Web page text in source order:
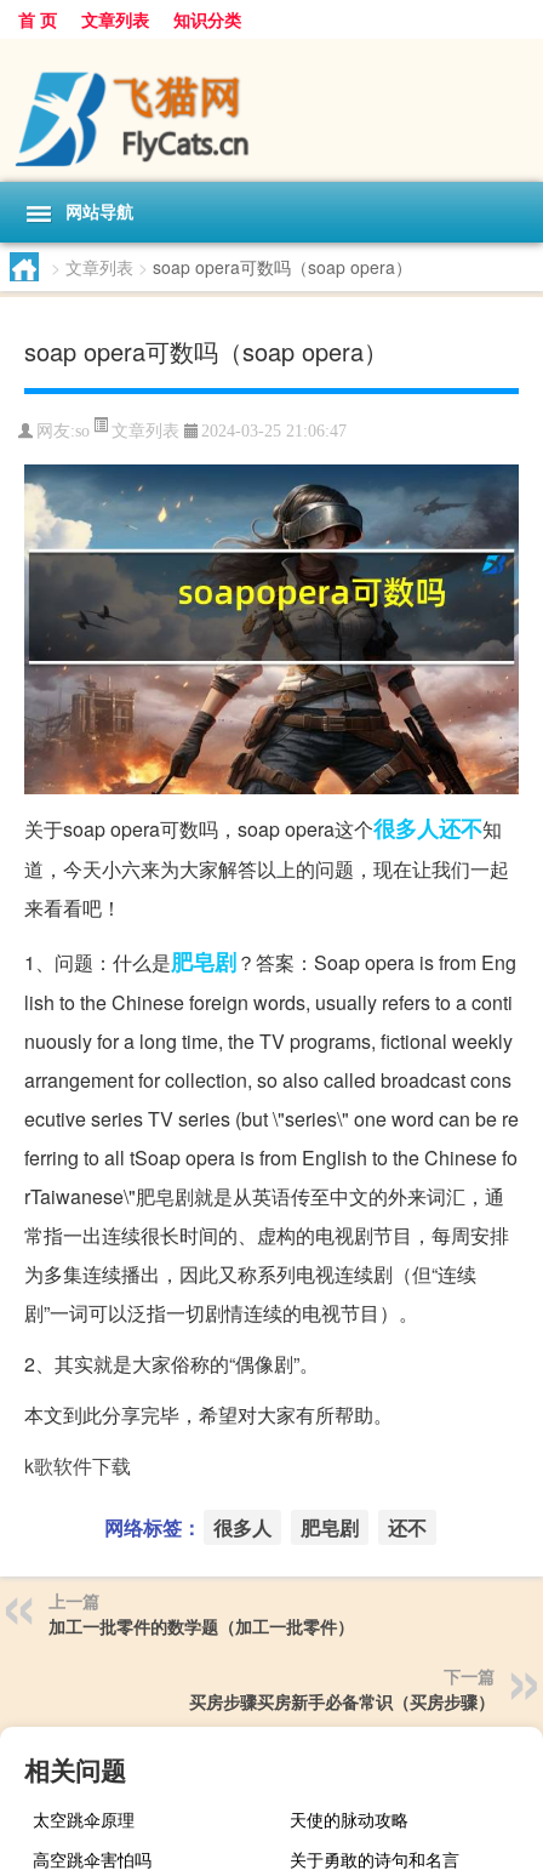
首 页 文章列表 知识分类
网站导航
> 文章列表 > soap opera可数吗（soap opera）
soap opera可数吗（soap opera）
网友:so 文章列表 2024-03-25 21:06:47
关于soap opera可数吗，soap opera这个很多人还不知
道，今天小六来为大家解答以上的问题，现在让我们一起
来看看吧！
1、问题：什么是肥皂剧？答案：Soap opera is from Eng
lish to the Chinese foreign words, usually refers to a conti
nuously for a long time, the TV programs, fictional weekly
arrangement for collection, so also called broadcast cons
ecutive series TV series (but \"series\" one word can be re
ferring to all tSoap opera is from English to the Chinese fo
rTaiwanese\"肥皂剧就是从英语传至中文的外来词汇，通
常指一出连续很长时间的、虚构的电视剧节目，每周安排
为多集连续播出，因此又称系列电视连续剧（但“连续
剧”一词可以泛指一切剧情连续的电视节目）。
2、其实就是大家俗称的“偶像剧”。
本文到此分享完毕，希望对大家有所帮助。
k歌软件下载
网络标签： 很多人 肥皂剧 还不
上一篇
加工一批零件的数学题（加工一批零件）
下一篇
买房步骤买房新手必备常识（买房步骤）
相关问题
太空跳伞原理
天使的脉动攻略
高空跳伞害怕吗
关于勇敢的诗句和名言